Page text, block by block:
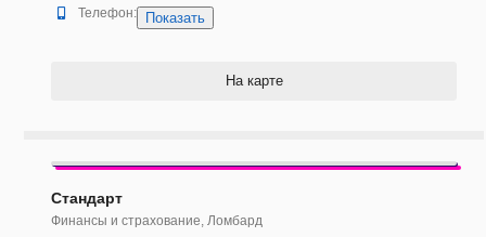
Телефон: Показать
На карте
Стандарт
Финансы и страхование, Ломбард